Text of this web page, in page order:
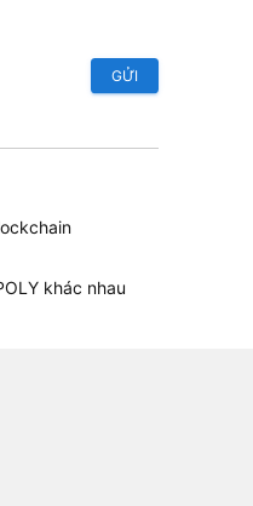
GỬI
khác nhau